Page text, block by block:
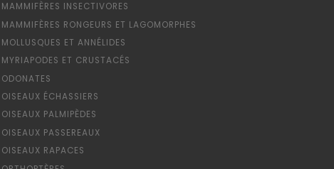
MAMMIFÈRES INSECTIVORES
MAMMIFÈRES RONGEURS ET LAGOMORPHES
MOLLUSQUES ET ANNÉLIDES
MYRIAPODES ET CRUSTACÉS
ODONATES
OISEAUX ÉCHASSIERS
OISEAUX PALMIPÈDES
OISEAUX PASSEREAUX
OISEAUX RAPACES